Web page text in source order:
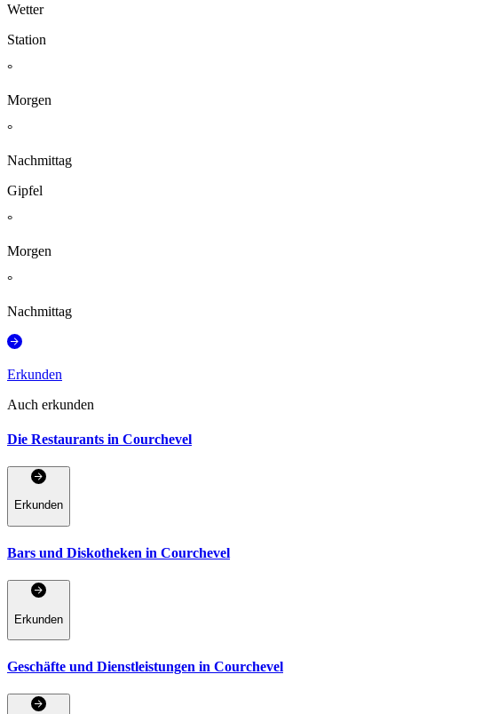
Wetter
Station
°
Morgen
°
Nachmittag
Gipfel
°
Morgen
°
Nachmittag
Erkunden
Auch erkunden
Die Restaurants in Courchevel
Erkunden
Bars und Diskotheken in Courchevel
Erkunden
Geschäfte und Dienstleistungen in Courchevel